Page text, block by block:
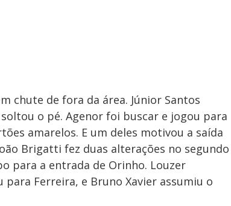
chute de fora da área. Júnior Santos
o pé. Agenor foi buscar e jogou para
amarelos. E um deles motivou a saída
Brigatti fez duas alterações no segundo
para a entrada de Orinho. Louzer
Ferreira, e Bruno Xavier assumiu o